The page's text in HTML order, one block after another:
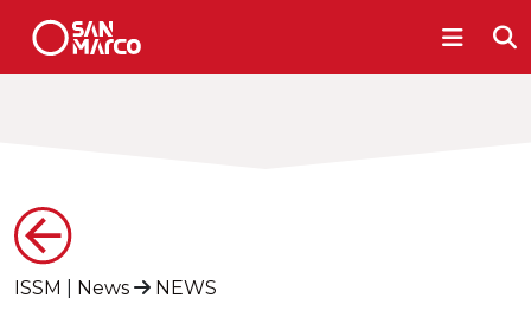
ISSM News NEWS